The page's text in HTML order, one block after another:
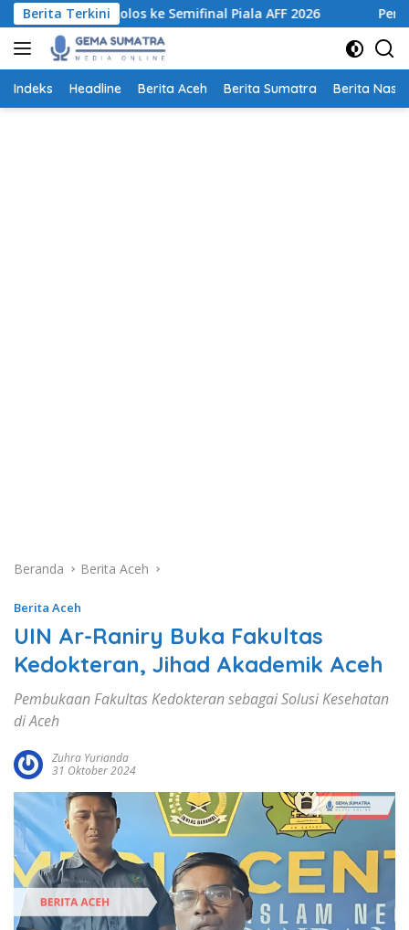
Langsung
ke
konten
Berita Terkini
Lolos ke Semifinal Piala AFF 2026 Pemprov Sumut
Indeks Headline Berita Aceh Berita Sumatra Berita
Beranda Berita Aceh
Berita Aceh
UIN Ar-Raniry Buka Fakultas
Kedokteran, Jihad Akademik Aceh
Pembukaan Fakultas Kedokteran sebagai Solusi Kesehatan
di Aceh
Zuhra Yurianda
31 Oktober 2024